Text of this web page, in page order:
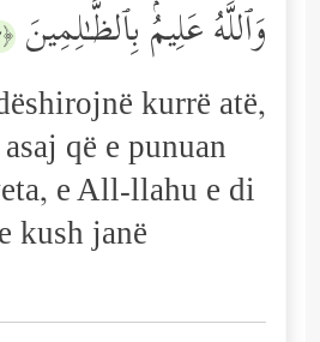
وَٱللَّهُ عَلِیمُۢ بِٱلظَّـٰلِمِینَ ﴿٧﴾
kurrë atë,
që e punuan
e All-llahu e di
kush janë